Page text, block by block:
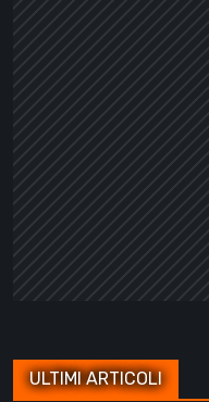
ULTIMI ARTICOLI